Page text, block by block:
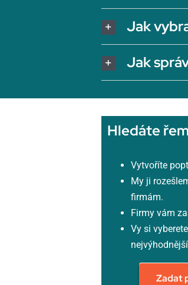
Jak
Jak
Hledáte
Vytvoříte
My ji
firmám.
Firmy vám
Vy si
Zadat